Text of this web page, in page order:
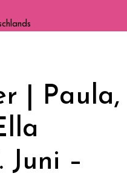
| Paula,
Juni –